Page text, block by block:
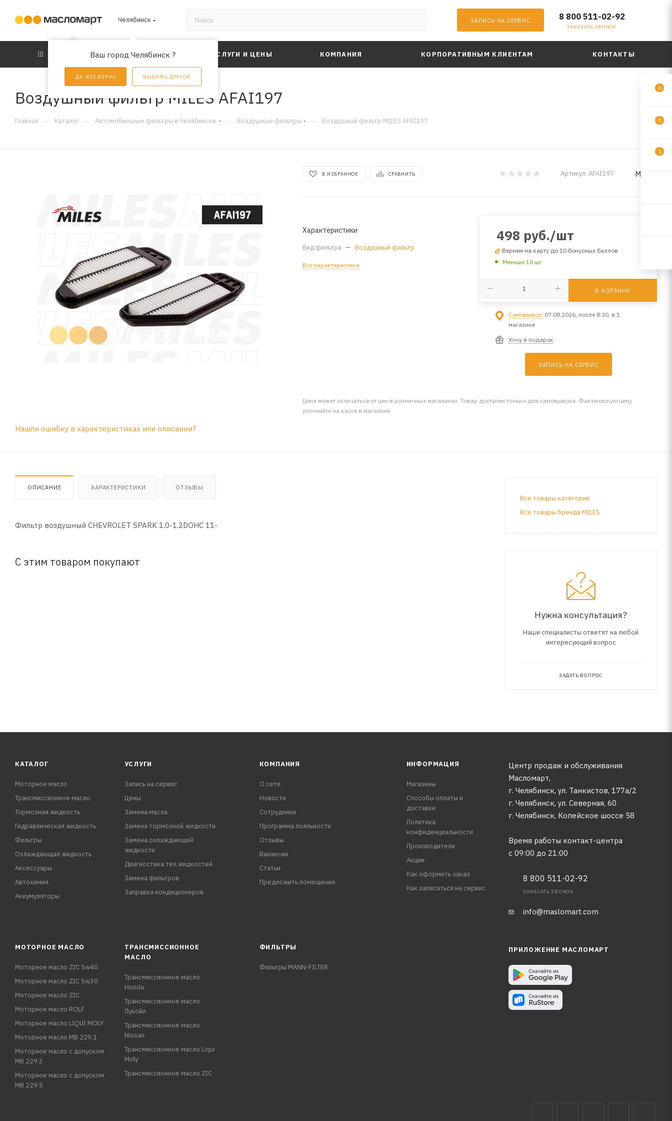
Челябинск
Ваш город Челябинск ?
ДА, ВСЕ ВЕРНО ВЫБРАТЬ ДРУГОЙ
ЗАПИСЬ НА СЕРВИС 8 800 511-02-92
ЗАКАЗАТЬ ЗВОНОК
АКЦИИ УСЛУГИ И ЦЕНЫ КОМПАНИЯ КОРПОРАТИВНЫМ КЛИЕНТАМ КОНТАКТЫ
Воздушный фильтр MILES AFAI197
Главная — Каталог — Автомобильные фильтры в Челябинске — Воздушные фильтры — Воздушный фильтр MILES AFAI197
В ИЗБРАННОЕ СРАВНИТЬ Артикул: AFAI197 MILES
Характеристики
Вид фильтра — Воздушный фильтр
Все характеристики
498 руб./шт
Вернем на карту до 10 бонусных баллов
Меньше 10 шт
В КОРЗИНУ
Самовывоз: 07.08.2026, после 8:30, в 1
магазине
Хочу в подарок
ЗАПИСЬ НА СЕРВИС
Цена может отличаться от цен в розничных магазинах. Товар доступен только для самовывоза. Фактическую цену
уточняйте на кассе в магазине
Нашли ошибку в характеристиках или описании?
ОПИСАНИЕ ХАРАКТЕРИСТИКИ ОТЗЫВЫ
Фильтр воздушный CHEVROLET SPARK 1.0-1.2DOHC 11-
С этим товаром покупают
Все товары категории
Все товары бренда MILES
Нужна консультация?
Наши специалисты ответят на любой
интересующий вопрос
ЗАДАТЬ ВОПРОС
КАТАЛОГ
Моторное масло
Трансмиссионное масло
Тормозная жидкость
Гидравлическая жидкость
Фильтры
Охлаждающая жидкость
Аксессуары
Автохимия
Аккумуляторы
УСЛУГИ
Запись на сервис
Цены
Замена масла
Замена тормозной жидкости
Замена охлаждающей
жидкости
Диагностика тех.жидкостей
Замена фильтров
Заправка кондиционеров
КОМПАНИЯ
О сети
Новости
Сотрудники
Программа лояльности
Отзывы
Вакансии
Статьи
Предложить помещение
ИНФОРМАЦИЯ
Магазины
Способы оплаты и
доставки
Политика
конфиденциальности
Производители
Акции
Как оформить заказ
Как записаться на сервис
Центр продаж и обслуживания
Масломарт,
г. Челябинск, ул. Танкистов, 177а/2
г. Челябинск, ул. Северная, 60
г. Челябинск, Копейское шоссе 58
Время работы контакт-центра
с 09:00 до 21:00
8 800 511-02-92
ЗАКАЗАТЬ ЗВОНОК
info@maslomart.com
МОТОРНОЕ МАСЛО
Моторное масло ZIC 5w40
Моторное масло ZIC 5w30
Моторное масло ZIC
Моторное масло ROLF
Моторное масло LIQUI MOLY
Моторное масло MB 229.1
Моторное масло с допуском
MB 229.3
Моторное масло с допуском
MB 229.5
ТРАНСМИССИОННОЕ
МАСЛО
Трансмиссионное масло
Honda
Трансмиссионное масло
Лукойл
Трансмиссионное масло
Nissan
Трансмиссионное масло Liqui
Moly
Трансмиссионное масло ZIC
ФИЛЬТРЫ
Фильтры MANN-FILTER
ПРИЛОЖЕНИЕ МАСЛОМАРТ
0
0
0